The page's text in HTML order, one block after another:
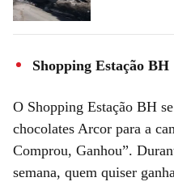
Shopping Estação BH
O Shopping Estação BH
chocolates Arcor para a
Comprou, Ganhou”.
semana, quem quiser